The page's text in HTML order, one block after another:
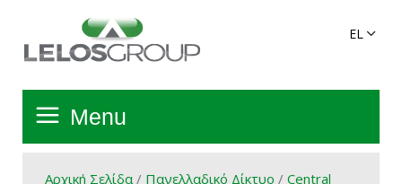
Menu
Αρχική Σελίδα
Αρχική Σελίδα/ Πανελλαδικό Δίκτυο / Central